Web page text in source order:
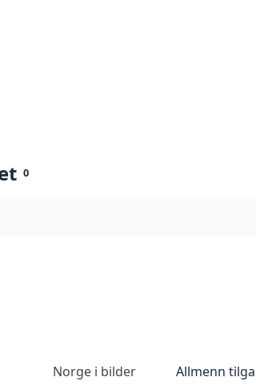
0
Norge i bilder Allmenn